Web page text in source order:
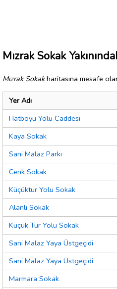
Mızrak Sokak
Mızrak Sokakharitasına mesafe
Yer Adı
Hatboyu Yolu Caddesi
Kaya Sokak
Sani Malaz Parkı
Cenk Sokak
Küçüktur Yolu Sokak
Alanlı Sokak
Küçük Tur Yolu Sokak
Sani Malaz Yaya Üstgeçidi
Sani Malaz Yaya Üstgeçidi
Marmara Sokak